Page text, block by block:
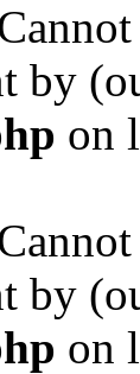
by
on
by
on